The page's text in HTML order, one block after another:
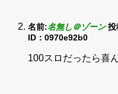
名前:名無し＠ゾーン 投
ID：0970e92b0
100スロだったら喜